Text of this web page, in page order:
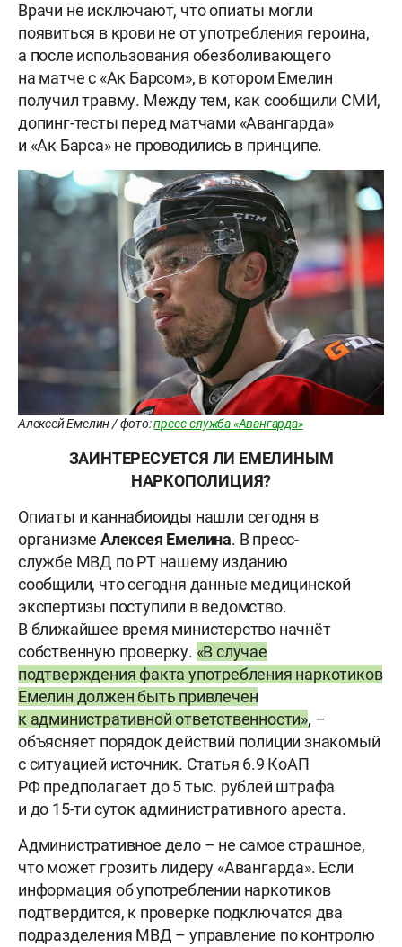
Врачи не исключают, что опиаты могли
появиться в крови не от употребления героина,
а после использования обезболивающего
на матче с «Ак Барсом», в котором Емелин
получил травму. Между тем, как сообщили СМИ,
допинг-тесты перед матчами «Авангарда»
и «Ак Барса» не проводились в принципе.
Алексей Емелин / фото:пресс-служба «Авангарда»
ЗАИНТЕРЕСУЕТСЯ ЛИ ЕМЕЛИНЫМ
НАРКОПОЛИЦИЯ?
Опиаты и каннабиоиды нашли сегодня в
организме Алексея Емелина. В пресс-
службе МВД по РТ нашему изданию
сообщили, что сегодня данные медицинской
экспертизы поступили в ведомство.
В ближайшее время министерство начнёт
собственную проверку. «В случае
подтверждения факта употребления наркотиков
Емелин должен быть привлечен
к административной ответственности», –
объясняет порядок действий полиции знакомый
с ситуацией источник. Статья 6.9 КоАП
РФ предполагает до 5 тыс. рублей штрафа
и до 15-ти суток административного ареста.
Административное дело – не самое страшное,
что может грозить лидеру «Авангарда». Если
информация об употреблении наркотиков
подтвердится, к проверке подключатся два
подразделения МВД – управление по контролю